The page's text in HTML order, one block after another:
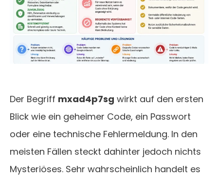
Der Begriff mxad4p7sg wirkt auf den ersten
Blick wie ein geheimer Code, ein Passwort
oder eine technische Fehlermeldung. In den
meisten Fällen steckt dahinter jedoch nichts
Mysteriöses. Sehr wahrscheinlich handelt es